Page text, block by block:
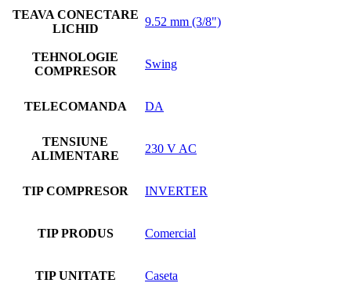
TEAVA CONECTARE
LICHID
9.52 mm (3/8")
TEHNOLOGIE
COMPRESOR
Swing
TELECOMANDA DA
TENSIUNE
ALIMENTARE
230 V AC
TIP COMPRESOR INVERTER
TIP PRODUS Comercial
TIP UNITATE Caseta